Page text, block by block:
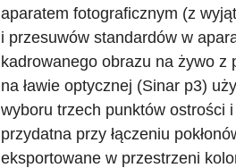
aparatem fotograficznym (z
i przesuwów standardów w
kadrowanego obrazu na żywo
na ławie optycznej (Sinar p3)
wyboru trzech punktów ostrości
przydatna przy łączeniu
eksportowane w przestrzeni